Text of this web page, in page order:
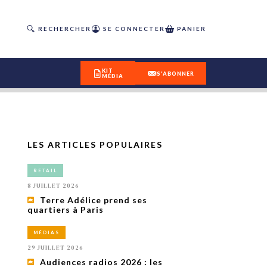
RECHERCHER SE CONNECTER PANIER
KIT
MÉDIA
S'ABONNER
LES ARTICLES POPULAIRES
RETAIL
8 JUILLET 2026
Terre Adélice prend ses
quartiers à Paris
MÉDIAS
29 JUILLET 2026
Audiences radios 2026 : les